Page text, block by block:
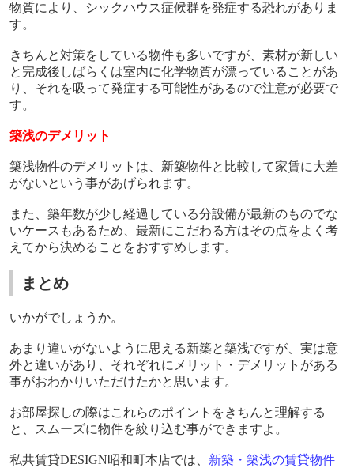
物質により、シックハウス症候群を発症する恐れがありま
す。
きちんと対策をしている物件も多いですが、素材が新しい
と完成後しばらくは室内に化学物質が漂っていることがあ
り、それを吸って発症する可能性があるので注意が必要で
す。
築浅のデメリット
築浅物件のデメリットは、新築物件と比較して家賃に大差
がないという事があげられます。
また、築年数が少し経過している分設備が最新のものでな
いケースもあるため、最新にこだわる方はその点をよく考
えてから決めることをおすすめします。
まとめ
いかがでしょうか。
あまり違いがないように思える新築と築浅ですが、実は意
外と違いがあり、それぞれにメリット・デメリットがある
事がおわかりいただけたかと思います。
お部屋探しの際はこれらのポイントをきちんと理解する
と、スムーズに物件を絞り込む事ができますよ。
私共賃貸DESIGN昭和町本店では、 新築・築浅の賃貸物件